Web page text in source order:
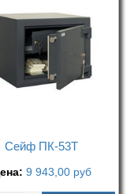
Сейф ПК-53Т
9 943,00 руб